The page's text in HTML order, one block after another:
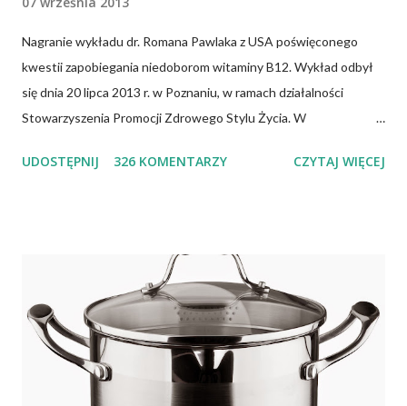
Nagranie wykładu dr. Romana Pawlaka z USA poświęconego
kwestii zapobiegania niedoborom witaminy B12. Wykład odbył
się dnia 20 lipca 2013 r. w Poznaniu, w ramach działalności
Stowarzyszenia Promocji Zdrowego Stylu Życia. W
posiadamy odnośnie witaminy B12 w świetle aktualnych
weganie (ludzie, którzy nie spożywają mięsa i produktów
pochodzenia zwierzęcego), laktoowowegetarianie (osoby, które
nie spożywają produktów mięsnych, ale włączają do diety
produkty pochodzenia zwierzęcego, takie jak mleko, przetwory
mleczne i jajka), osoby po 50 roku życia, niezależnie od ich diety,
osoby, które poddały się operacji żołądka lub którym wycięto
UDOSTĘPNIJ 326 KOMENTARZY CZYTAJ WIĘCEJ